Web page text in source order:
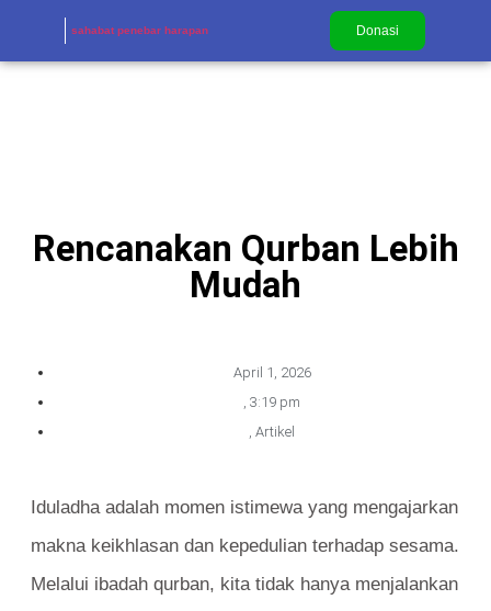
sahabat penebar harapan Donasi
Rencanakan Qurban Lebih
Mudah
April 1, 2026
, 3:19 pm
, Artikel
Iduladha adalah momen istimewa yang mengajarkan
makna keikhlasan dan kepedulian terhadap sesama.
Melalui ibadah qurban, kita tidak hanya menjalankan